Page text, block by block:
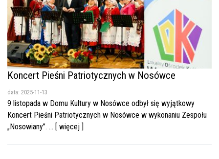
Koncert Pieśni Patriotycznych w Nosówce
data: 2025-11-13
9 listopada w Domu Kultury w Nosówce odbył się wyjątkowy
Koncert Pieśni Patriotycznych w Nosówce w wykonaniu Zespołu
„Nosowiany”. ... [ więcej ]